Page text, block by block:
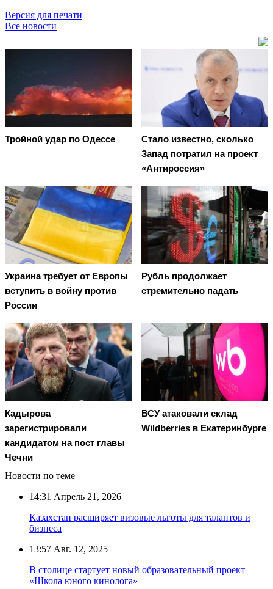
Версия для печати
Все новости
Тройной удар по Одессe
Стало известно, сколько
Запад потратил на проект
«Антироссия»
Украина требует от Европы
вступить в войну против
России
Рубль продолжает
стремительно падать
Кадырова
зарегистрировали
кандидатом на пост главы
Чечни
ВСУ атаковали склад
Wildberries в Екатеринбурге
Новости по теме
14:31 Апрель 21, 2026
Казахстан расширяет визовые льготы для талантов и
бизнеса
13:57 Авг. 12, 2025
В столице стартует новый образовательный проект
«Школа юного кинолога»